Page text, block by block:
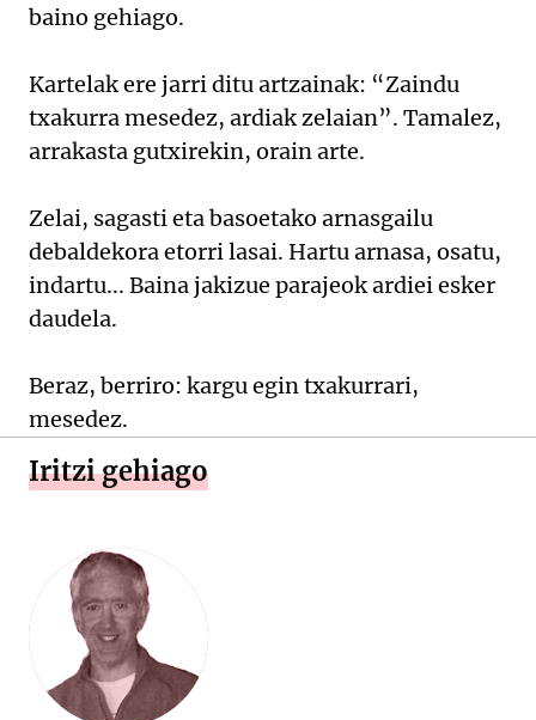
baino gehiago.
Kartelak ere jarri ditu artzainak: “Zaindu
txakurra mesedez, ardiak zelaian”. Tamalez,
arrakasta gutxirekin, orain arte.
Zelai, sagasti eta basoetako arnasgailu
debaldekora etorri lasai. Hartu arnasa, osatu,
indartu... Baina jakizue parajeok ardiei esker
daudela.
Beraz, berriro: kargu egin txakurrari,
mesedez.
Iritzi gehiago